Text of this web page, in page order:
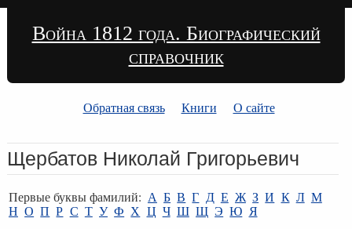
Война 1812 года. Биографический
справочник
Обратная связь Книги О сайте
Щербатов Николай Григорьевич
Первые буквы фамилий: А Б В Г Д Е Ж З И К Л М
Н О П Р С Т У Ф Х Ц Ч Ш Щ Э Ю Я